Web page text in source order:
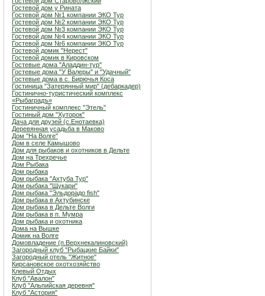
Гостевой дом у Рината
Гостевой дом №1 компании ЭКО Тур
Гостевой дом №2 компании ЭКО Тур
Гостевой дом №3 компании ЭКО Тур
Гостевой дом №4 компании ЭКО Тур
Гостевой дом №6 компании ЭКО Тур
Гостевой домик "Нерест"
Гостевой домик в Кировском
Гостевые дома "Аладдин-тур"
Гостевые дома "У Валеры" и "Удачный"
Гостевые дома в с. Бирючья Коса
Гостиница "Затерянный мир" (дебаркадер)
Гостинично-туристический комплекс
«Рыбаградъ»
Гостиничный комплекс "Этель"
Гостиный дом "Хуторок"
Дача для друзей (с.Енотаевка)
Деревянная усадьба в Маково
Дом "На Волге"
Дом в селе Камышово
Дом для рыбаков и охотников в Дельте
Дом на Трехречье
Дом Рыбака
Дом рыбака
Дом рыбака "Ахтуба Тур"
Дом рыбака "Щукари"
Дом рыбака "Эльдорадо fish"
Дом рыбака в Ахтубинске
Дом рыбака в Дельте Волги
Дом рыбака в п. Мумра
Дом рыбака и охотника
Дома на Вышке
Домик на Волге
Домовладение (п.Верхнекалиновский)
Загородный клуб "Рыбацкие Байки"
Загородный отель "Житное"
Кирсановское охотхозяйство
Клевый Отдых
Клуб "Авалон"
Клуб "Альпийская деревня"
Клуб "Астория"